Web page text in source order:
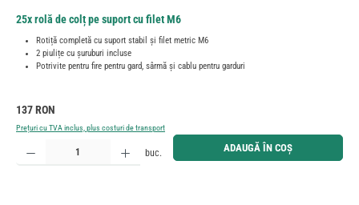
25x rolă de colț pe suport cu filet M6
Rotiță completă cu suport stabil și filet metric M6
2 piulițe cu șuruburi incluse
Potrivite pentru fire pentru gard, sârmă și cablu pentru garduri
Preț obișnuit:
137 RON
Prețuri cu TVA inclus, plus costuri de transport
Cantitate produs: Introduceți cantitatea dorită sau utilizați butoanele pentru a mări sau micșora
buc. ADAUGĂ ÎN COȘ